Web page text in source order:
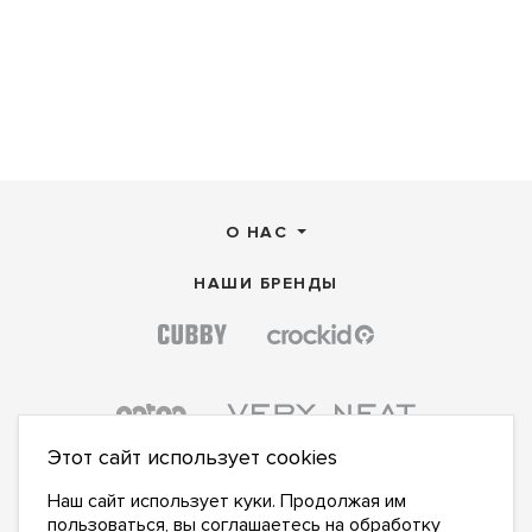
О НАС
НАШИ БРЕНДЫ
Этот сайт использует cookies
Наш сайт использует куки. Продолжая им
пользоваться, вы соглашаетесь на обработку